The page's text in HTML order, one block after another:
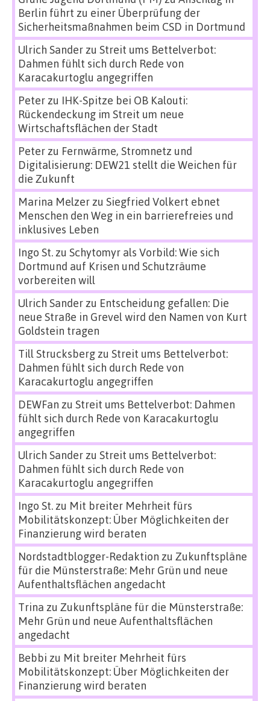
Berlin führt zu einer Überprüfung der
Sicherheitsmaßnahmen beim CSD in Dortmund
Ulrich Sanderzu Streit ums Bettelverbot:
Dahmen fühlt sich durch Rede von
Karacakurtoglu angegriffen
Peterzu IHK-Spitze bei OB Kalouti:
Rückendeckung im Streit um neue
Wirtschaftsflächen der Stadt
Peterzu Fernwärme, Stromnetz und
Digitalisierung: DEW21 stellt die Weichen für
die Zukunft
Marina Melzerzu Siegfried Volkert ebnet
Menschen den Weg in ein barrierefreies und
inklusives Leben
Ingo St.zu Schytomyr als Vorbild: Wie sich
Dortmund auf Krisen und Schutzräume
vorbereiten will
Ulrich Sanderzu Entscheidung gefallen: Die
neue Straße in Grevel wird den Namen von Kurt
Goldstein tragen
Till Strucksbergzu Streit ums Bettelverbot:
Dahmen fühlt sich durch Rede von
Karacakurtoglu angegriffen
DEWFan zu Streit ums Bettelverbot: Dahmen
fühlt sich durch Rede von Karacakurtoglu
angegriffen
Ulrich Sanderzu Streit ums Bettelverbot:
Dahmen fühlt sich durch Rede von
Karacakurtoglu angegriffen
Ingo St.zu Mit breiter Mehrheit fürs
Mobilitätskonzept: Über Möglichkeiten der
Finanzierung wird beraten
Nordstadtblogger-Redaktion zu Zukunftspläne
für die Münsterstraße: Mehr Grün und neue
Aufenthaltsflächen angedacht
Trina zu Zukunftspläne für die Münsterstraße:
Mehr Grün und neue Aufenthaltsflächen
angedacht
Bebbi zu Mit breiter Mehrheit fürs
Mobilitätskonzept: Über Möglichkeiten der
Finanzierung wird beraten